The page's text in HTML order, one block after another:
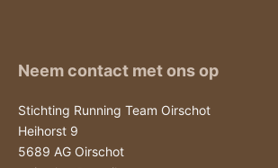
Neem contact met ons op
Stichting Running Team Oirschot
Heihorst 9
5689 AG Oirschot